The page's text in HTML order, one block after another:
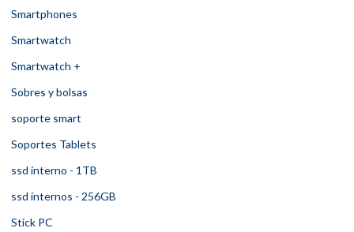
Smartphones
Smartwatch
Smartwatch +
Sobres y bolsas
soporte smart
Soportes Tablets
ssd interno - 1TB
ssd internos - 256GB
Stick PC